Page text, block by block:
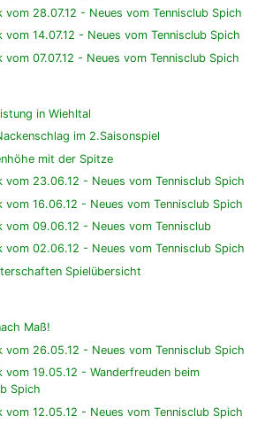
vom 28.07.12 - Neues vom Tennisclub Spich
vom 14.07.12 - Neues vom Tennisclub Spich
vom 07.07.12 - Neues vom Tennisclub Spich
in Wiehltal
im 2.Saisonspiel
mit der Spitze
vom 23.06.12 - Neues vom Tennisclub Spich
vom 16.06.12 - Neues vom Tennisclub Spich
vom 09.06.12 - Neues vom Tennisclub
vom 02.06.12 - Neues vom Tennisclub Spich
Spielübersicht
Maß!
vom 26.05.12 - Neues vom Tennisclub Spich
vom 19.05.12 - Wanderfreuden beim
Spich
vom 12.05.12 - Neues vom Tennisclub Spich